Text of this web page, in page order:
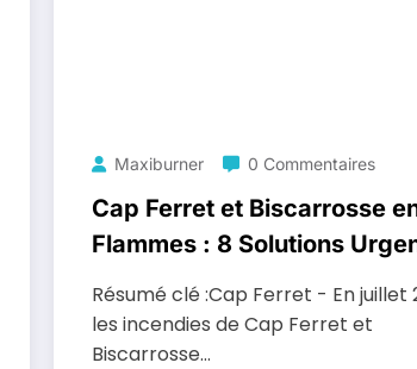
Maxiburner 0 Commentaires
Cap Ferret et Biscarrosse
Flammes : 8 Solutions
pour Sauver nos Forêts !
Résumé clé :Cap Ferret - En juillet
les incendies de Cap Ferret et
Biscarrosse…